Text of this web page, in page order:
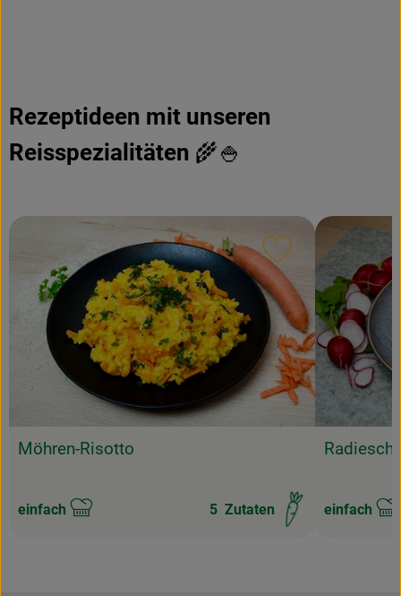
Rezeptideen mit unseren
Reisspezialitäten 🌾🍚
Möhren-Risotto
Schwierigkeit:
einfach 5 Zutaten
Rezept zu
einfach